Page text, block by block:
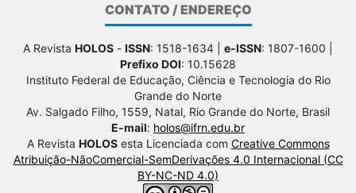
CONTATO / ENDEREÇO
A Revista HOLOS - ISSN: 1518-1634 | e-ISSN: 1807-1600 |
Prefixo DOI: 10.15628
Instituto Federal de Educação, Ciência e Tecnologia do Rio
Grande do Norte
Av. Salgado Filho, 1559, Natal, Rio Grande do Norte, Brasil
E-mail: holos@ifrn.edu.br
A Revista HOLOSesta Licenciada com Creative Commons
Atribuição-NãoComercial-SemDerivações 4.0 Internacional (CC
BY-NC-ND 4.0)